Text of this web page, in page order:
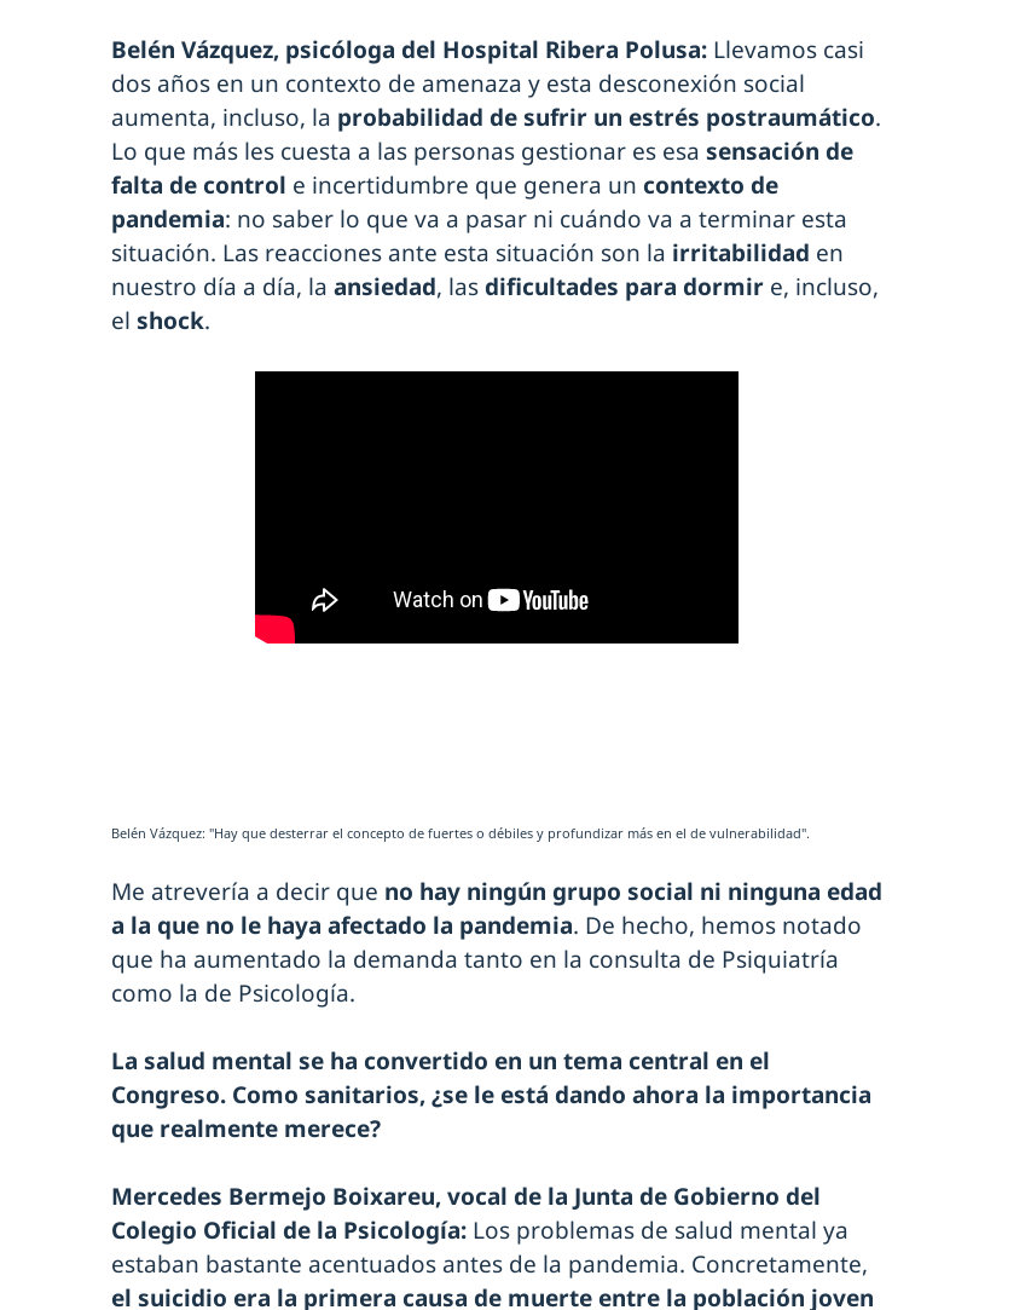
Belén Vázquez, psicóloga del Hospital Ribera Polusa: Llevamos casi
dos años en un contexto de amenaza y esta desconexión social
aumenta, incluso, la probabilidad de sufrir un estrés postraumático.
Lo que más les cuesta a las personas gestionar es esa sensación de
falta de control e incertidumbre que genera un contexto de
pandemia: no saber lo que va a pasar ni cuándo va a terminar esta
situación. Las reacciones ante esta situación son la irritabilidad en
nuestro día a día, la ansiedad, las dificultades para dormir e, incluso,
el shock.
Belén Vázquez: "Hay que desterrar el concepto de fuertes o débiles y profundizar más en el de vulnerabilidad".
Me atrevería a decir que no hay ningún grupo social ni ninguna edad
a la que no le haya afectado la pandemia. De hecho, hemos notado
que ha aumentado la demanda tanto en la consulta de Psiquiatría
como la de Psicología.
La salud mental se ha convertido en un tema central en el
Congreso. Como sanitarios, ¿se le está dando ahora la importancia
que realmente merece?
Mercedes Bermejo Boixareu, vocal de la Junta de Gobierno del
Colegio Oficial de la Psicología: Los problemas de salud mental ya
estaban bastante acentuados antes de la pandemia. Concretamente,
el suicidio era la primera causa de muerte entre la población joven